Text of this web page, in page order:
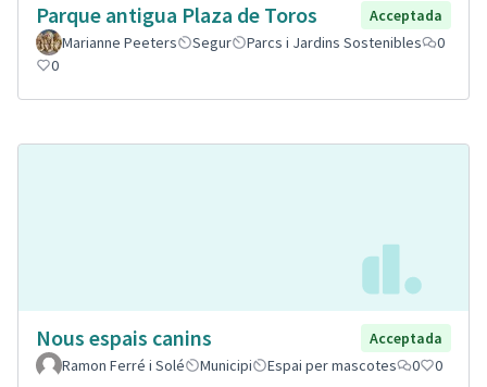
Parque antigua Plaza de Toros
Acceptada
Marianne Peeters
Segur Parcs i Jardins Sostenibles
0
0
Nous espais canins
Acceptada
Ramon Ferré i Solé
Municipi Espai per mascotes 0 0